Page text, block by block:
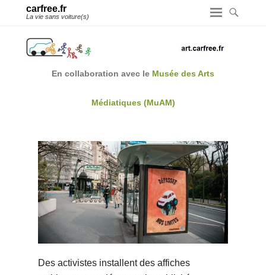
carfree.fr
La vie sans voiture(s)
En collaboration avec le Musée des Arts
Médiatiques (MuAM)
Des activistes installent des affiches